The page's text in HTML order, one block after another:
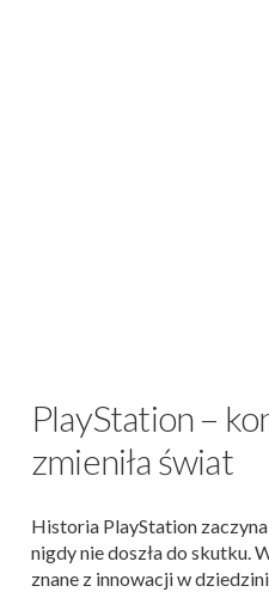
PlayStation –
zmieniła świat
Historia PlayStation
nigdy nie doszła do skutku.
znane z innowacji w